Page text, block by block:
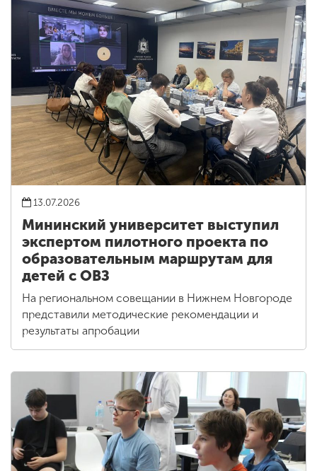
13.07.2026
Мининский университет выступил
экспертом пилотного проекта по
образовательным маршрутам для
детей с ОВЗ
На региональном совещании в Нижнем Новгороде
представили методические рекомендации и
результаты апробации